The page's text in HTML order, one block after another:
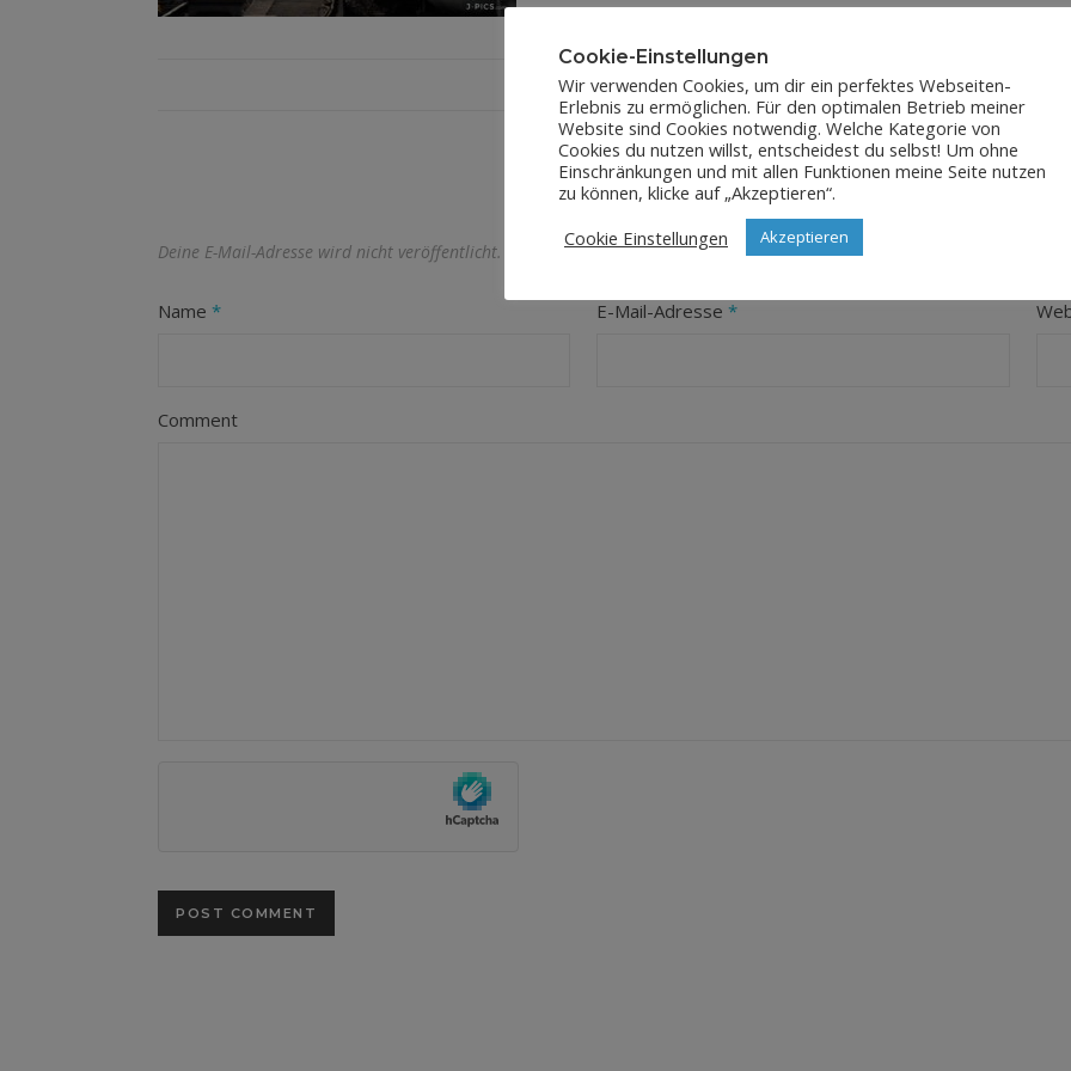
LEAVE A REPLY
Deine E-Mail-Adresse wird nicht veröffentlicht. Erforderliche Felder sind mit* markiert
Name * E-Mail-Adresse*
Comment
Cookie-Einstellungen
Wir verwenden Cookies, um dir ein perfektes Webseiten-
Erlebnis zu ermöglichen. Für den optimalen Betrieb meiner
Website sind Cookies notwendig. Welche Kategorie von
Cookies du nutzen willst, entscheidest du selbst! Um ohne
Einschränkungen und mit allen Funktionen meine Seite nutzen
zu können, klicke auf „Akzeptieren“.
Cookie Einstellungen
Akzeptieren